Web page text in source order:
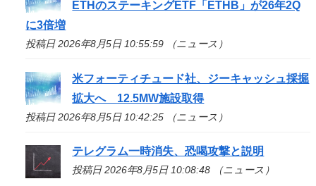
ETHのステーキングETF「ETHB」が26年2Q
に3倍増
投稿日 2026年8月5日 10:55:59 （ニュース）
米フォーティチュード社、ジーキャッシュ採掘
拡大へ 12.5MW施設取得
投稿日 2026年8月5日 10:42:25 （ニュース）
テレグラム一時消失、恐喝攻撃と説明
投稿日 2026年8月5日 10:08:48 （ニュース）